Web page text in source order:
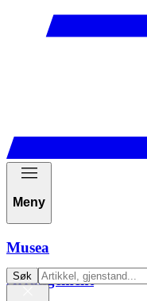
Meny
Musea
Arrangement
Søk